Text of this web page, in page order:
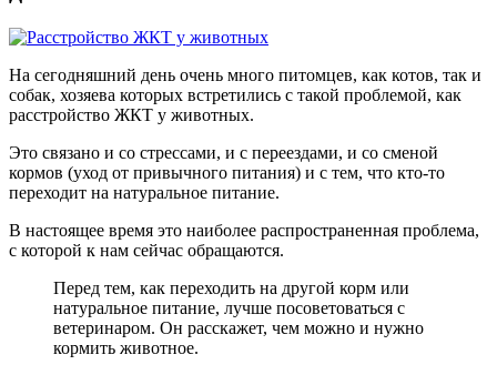
На сегодняшний день очень много питомцев, как котов, так и
собак, хозяева которых встретились с такой проблемой, как
расстройство ЖКТ у животных.
Это связано и со стрессами, и с переездами, и со сменой
кормов (уход от привычного питания) и с тем, что кто-то
переходит на натуральное питание.
В настоящее время это наиболее распространенная проблема,
с которой к нам сейчас обращаются.
Перед тем, как переходить на другой корм или
натуральное питание, лучше посоветоваться с
ветеринаром. Он расскажет, чем можно и нужно
кормить животное.